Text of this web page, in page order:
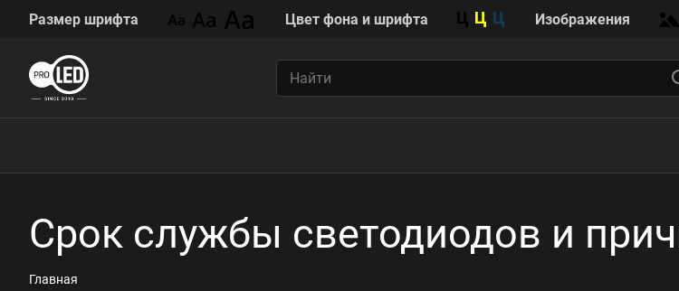
Размер шрифта Цвет фона и шрифта Изображения
Срок службы светодиодов и
Главная